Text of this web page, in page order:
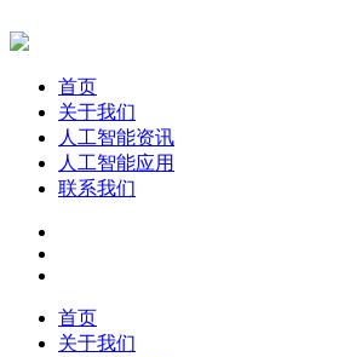
首页
关于我们
人工智能资讯
人工智能应用
联系我们
首页
关于我们